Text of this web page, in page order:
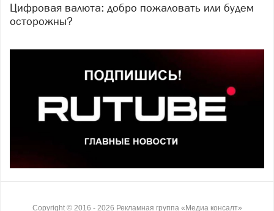
Цифровая валюта: добро пожаловать или будем
осторожны?
Copyright © 2016 - 2026 Рекламная группа «Медиа консалт»